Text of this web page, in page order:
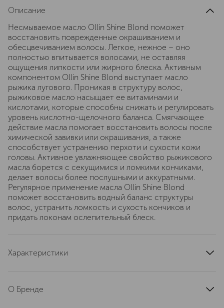
Описание
Несмываемое масло Ollin Shine Blond поможет
восстановить поврежденные окрашиванием и
обесцвечиванием волосы. Легкое, нежное – оно
полностью впитывается волосами, не оставляя
ощущения липкости или жирного блеска. Активным
компонентом Ollin Shine Blond выступает масло
рыжика лугового. Проникая в структуру волос,
рыжиковое масло насыщает ее витаминами и
кислотами, которые способны снижать и регулировать
уровень кислотно-щелочного баланса. Смягчающее
действие масла помогает восстановить волосы после
химической завивки или окрашивания, а также
способствует устранению перхоти и сухости кожи
головы. Активное увлажняющее свойство рыжикового
масла борется с секущимися и ломкими кончиками,
делает волосы более послушными и аккуратными.
Регулярное применение масла Ollin Shine Blond
поможет восстановить водный баланс структуры
волос, устранить ломкость и сухость кончиков и
придать локонам ослепительный блеск.
Характеристики
О Бренде